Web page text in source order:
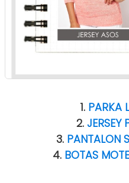
1. PARKA
2. JERSEY
3. PANTALON
4. BOTAS